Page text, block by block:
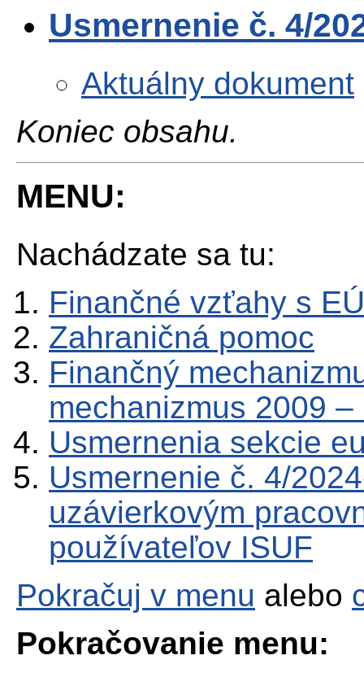
Usmernenie č. 4/
Aktuálny dokument
Koniec obsahu.
MENU:
Nachádzate sa tu:
Finančné vzťahy s EÚ
Zahraničná pomoc
Finančný
mechanizmus 2009 –
Usmernenia sekcie
Usmernenie č. 4/
uzávierkovým
používateľov ISUF
Pokračuj v menu alebo
Pokračovanie menu: